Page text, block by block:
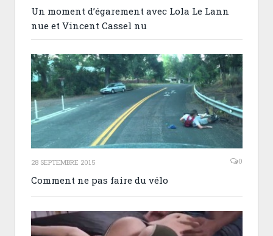
Un moment d’égarement avec Lola Le Lann
nue et Vincent Cassel nu
28 SEPTEMBRE 2015 0
Comment ne pas faire du vélo